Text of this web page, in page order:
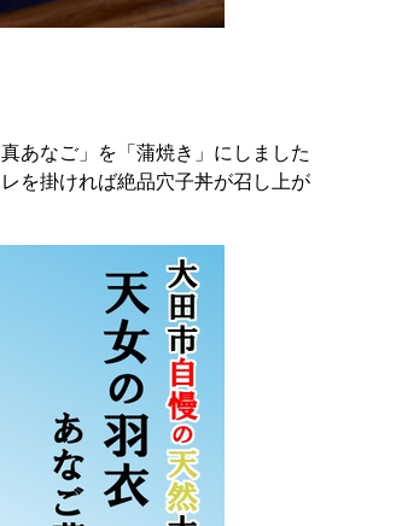
あなご」を「蒲焼き」にしました
を掛ければ絶品穴子丼が召し上が